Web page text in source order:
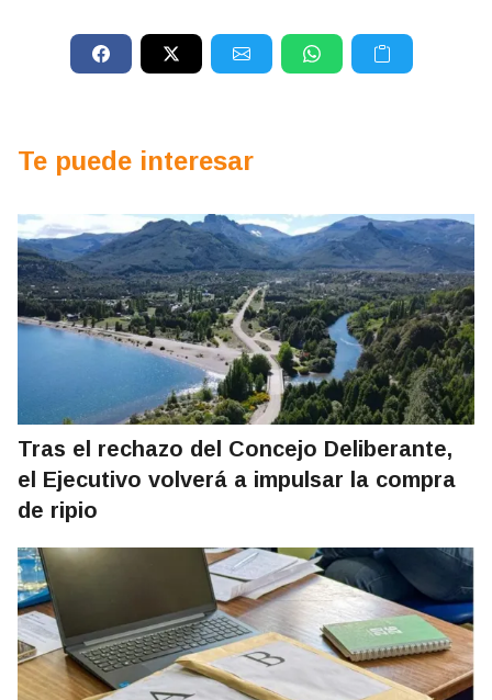
Te puede interesar
Tras el rechazo del Concejo Deliberante,
el Ejecutivo volverá a impulsar la compra
de ripio